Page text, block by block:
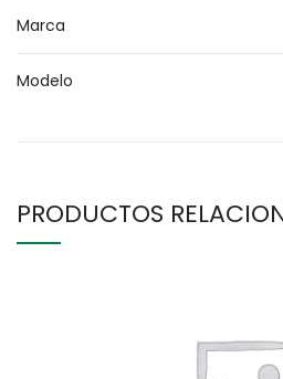
Marca
Modelo
PRODUCTOS